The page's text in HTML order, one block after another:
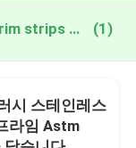
polish brushed stainless steel trim strips 온라인 제조 (1)
시 스테인레스
라임 Astm